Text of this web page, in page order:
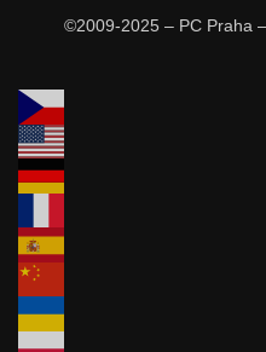
©2009-2025 – PC Praha